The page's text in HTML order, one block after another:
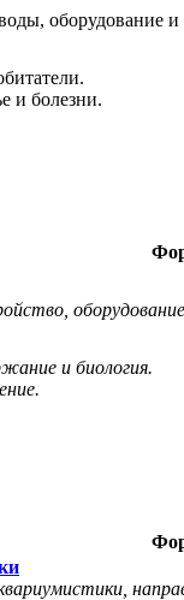
оборудование и
и болезни.
и биология.